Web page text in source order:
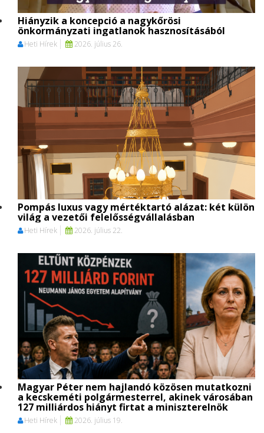
Hiányzik a koncepció a nagykőrösi
önkormányzati ingatlanok hasznosításából
Heti Hírek 2026. július 26.
Pompás luxus vagy mértéktartó alázat: két külön
világ a vezetői felelősségvállalásban
Heti Hírek 2026. július 22.
Magyar Péter nem hajlandó közösen mutatkozni
a kecskeméti polgármesterrel, akinek városában
127 milliárdos hiányt firtat a miniszterelnök
Heti Hírek 2026. július 19.